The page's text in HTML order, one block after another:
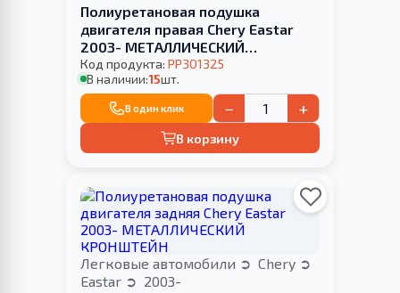
Полиуретановая подушка
двигателя правая Chery Eastar
2003- МЕТАЛЛИЧЕСКИЙ
КРОНШТЕЙН
Код продукта: PP301325
В наличии:15шт.
В один клик − +
В корзину
Легковые автомобили
Chery
Eastar
2003-